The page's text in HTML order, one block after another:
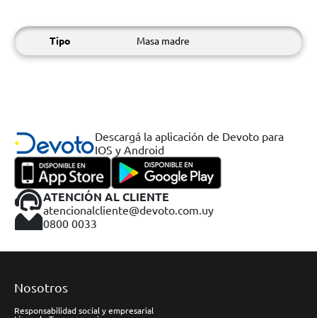
Tipo Masa madre
Descargá la aplicación de Devoto para
IOS y Android
ATENCIÓN AL CLIENTE
atencionalcliente@devoto.com.uy
0800 0033
Nosotros
Responsabilidad social y empresarial